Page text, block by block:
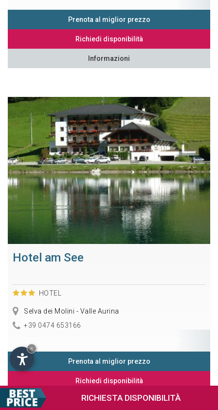
RICHIESTA DISPONIBILITÀ
Prenota al miglior prezzo
Richiedi disponibilità
Informazioni
Hotel am See
HOTEL
Selva dei Molini - Valle Aurina
+39 0474 653166
Prenota al miglior prezzo
Richiedi disponibilità
Informazioni
×